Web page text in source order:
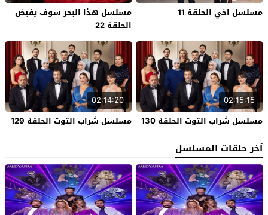
مسلسل اخي الحلقة 11
مسلسل هذا البحر سوف يفيض
الحلقة 22
02:15:15
مسلسل شراب التوت الحلقة 130
02:14:20
مسلسل شراب التوت الحلقة 129
آخر حلقات المسلسل